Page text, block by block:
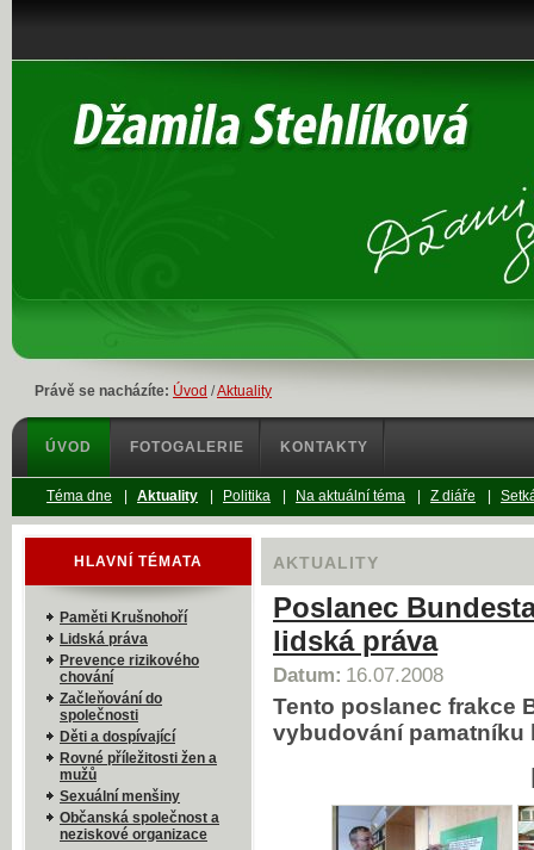
Právě se nacházíte: Úvod /Aktuality
AKTUALITY
Poslanec
lidská práva
Datum: 16.07.2008
Tento poslanec frakce
vybudování pamatníku
HLAVNÍ TÉMATA
Paměti Krušnohoří
Lidská práva
Prevence rizikového
chování
Začleňování do
společnosti
Děti a dospívající
Rovné příležitosti žen a
mužů
Sexuální menšiny
Občanská společnost a
neziskové organizace
ÚVOD FOTOGALERIE KONTAKTY
Téma dne Aktuality Politika Na aktuální téma Z diáře